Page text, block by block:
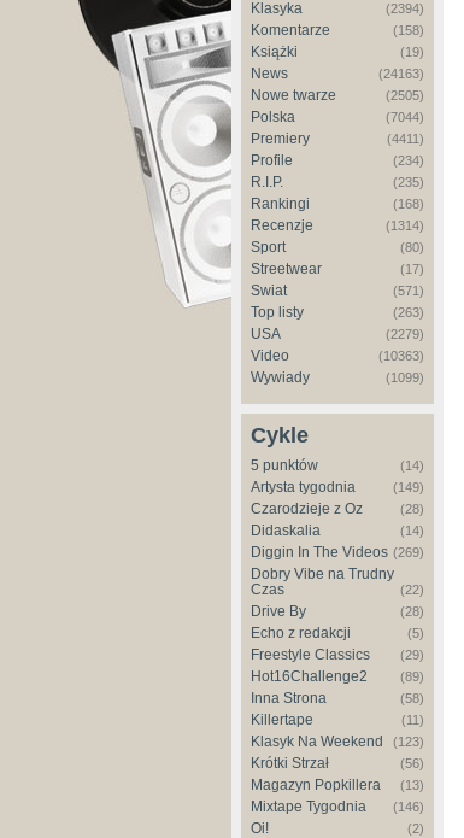
Klasyka (2394)
Komentarze (158)
Książki (19)
News (24163)
Nowe twarze (2505)
Polska (7044)
Premiery (4411)
Profile (234)
R.I.P. (235)
Rankingi (168)
Recenzje (1314)
Sport (80)
Streetwear (17)
Świat (571)
Top listy (263)
USA (2279)
Video (10363)
Wywiady (1099)
Cykle
5 punktów (14)
Artysta tygodnia (149)
Czarodzieje z Oz (28)
Didaskalia (14)
Diggin In The Videos (269)
Dobry Vibe na Trudny
Czas
(22)
Drive By (28)
Echo z redakcji (5)
Freestyle Classics (29)
Hot16Challenge2 (89)
Inna Strona (58)
Killertape (11)
Klasyk Na Weekend (123)
Krótki Strzał (56)
Magazyn Popkillera (13)
Mixtape Tygodnia (146)
Oi! (2)